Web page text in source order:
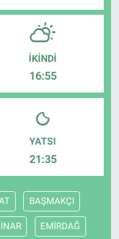
İKINDI
16:55
YATSI
21:35
BAŞMAKÇI
EMİRDAĞ